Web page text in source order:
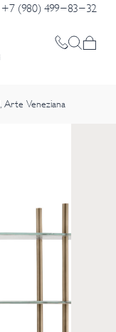
+7 (980) 499-83-32
Arte Veneziana